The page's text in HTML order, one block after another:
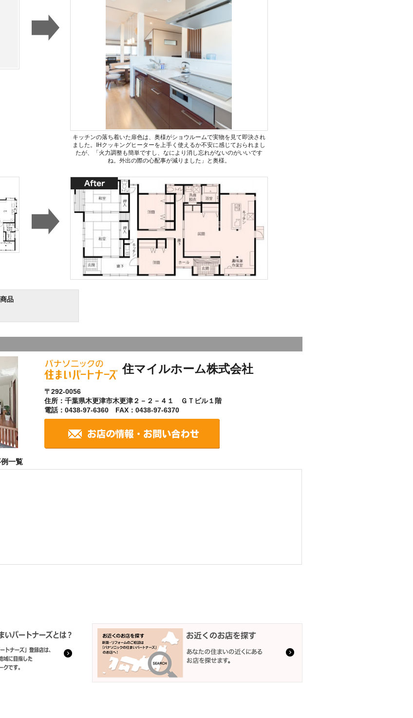
キッチンの落ち着いた扉色は、奥様がショウルームで実物を見て即決され
ました。IHクッキングヒーターを上手く使えるか不安に感じておられまし
たが、「火力調整も簡単ですし、なにより消し忘れがないのがいいです
ね。外出の際の心配事が減りました」と奥様。
品
住マイルホーム株式会社
〒292-0056
住所：千葉県木更津市木更津２－２－４１ ＧＴビル１階
電話：0438-97-6360 FAX：0438-97-6370
一覧